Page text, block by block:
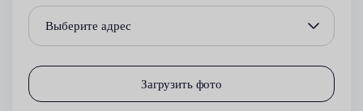
Выберите адрес
Загрузить фото